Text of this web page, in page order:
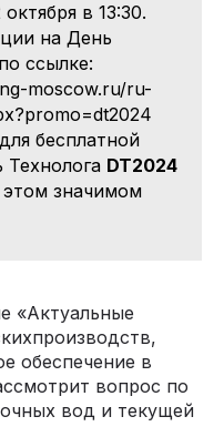
в 13:30.
на День
ссылке:
moscow.ru/ru-
бесплатной
Технолога DT2024
значимом
«Актуальные
обеспечение в
вопрос по
вод и текущей